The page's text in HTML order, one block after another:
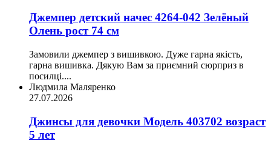
Джемпер детский начес 4264-042 Зелёный
Олень рост 74 см
Замовили джемпер з вишивкою. Дуже гарна якість,
гарна вишивка. Дякую Вам за приємний сюрприз в
посилці....
Людмила Маляренко
27.07.2026
Джинсы для девочки Модель 403702 возраст
5 лет